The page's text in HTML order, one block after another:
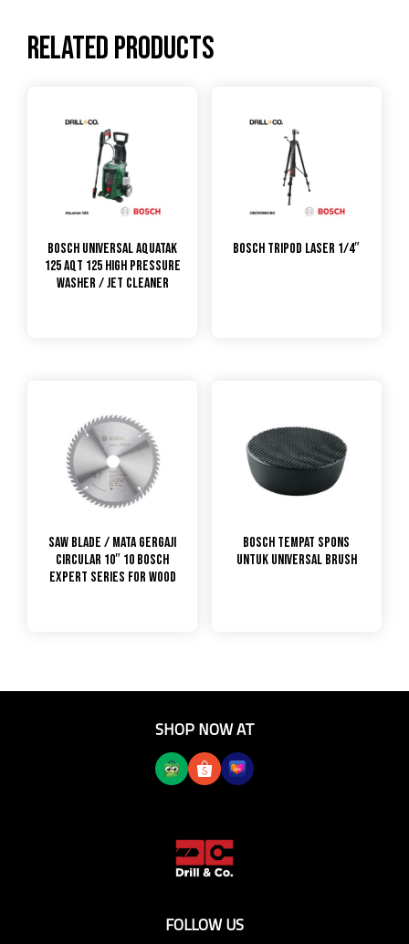
Related products
Bosch Universal Aquatak
125 AQT 125 High Pressure
Washer / Jet Cleaner
Bosch Tripod Laser 1/4″
Saw Blade / Mata Gergaji
Circular 10″ 10 Bosch
Expert Series for Wood
Bosch Tempat Spons
untuk Universal Brush
SHOP NOW AT
FOLLOW US